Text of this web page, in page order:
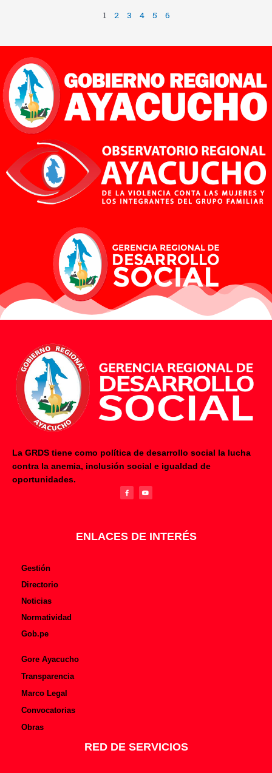
1 2 3 4 5 6
La GRDS tiene como política de desarrollo social la lucha
contra la anemia, inclusión social e igualdad de
oportunidades.
c
e
b
t
u
ENLACES DE INTERÉS
Gestión
Directorio
Noticias
Normatividad
Gob.pe
Gore Ayacucho
Transparencia
Marco Legal
Convocatorias
Obras
RED DE SERVICIOS